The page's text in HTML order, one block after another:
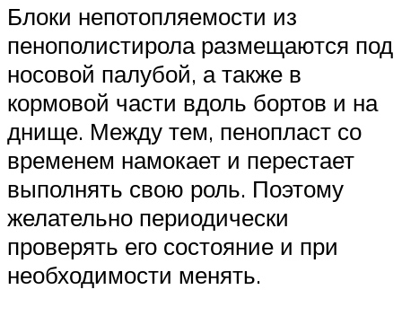
Блоки непотопляемости из
пенополистирола размещаются под
носовой палубой, а также в
кормовой части вдоль бортов и на
днище. Между тем, пенопласт со
временем намокает и перестает
выполнять свою роль. Поэтому
желательно периодически
проверять его состояние и при
необходимости менять.